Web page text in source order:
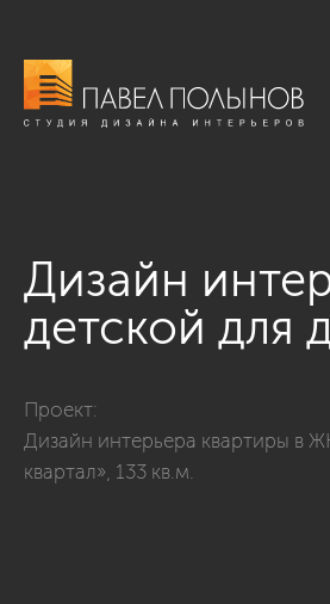
Дизайн
детской для
Проект:
Дизайн интерьера квартиры в
квартал», 133 кв.м.